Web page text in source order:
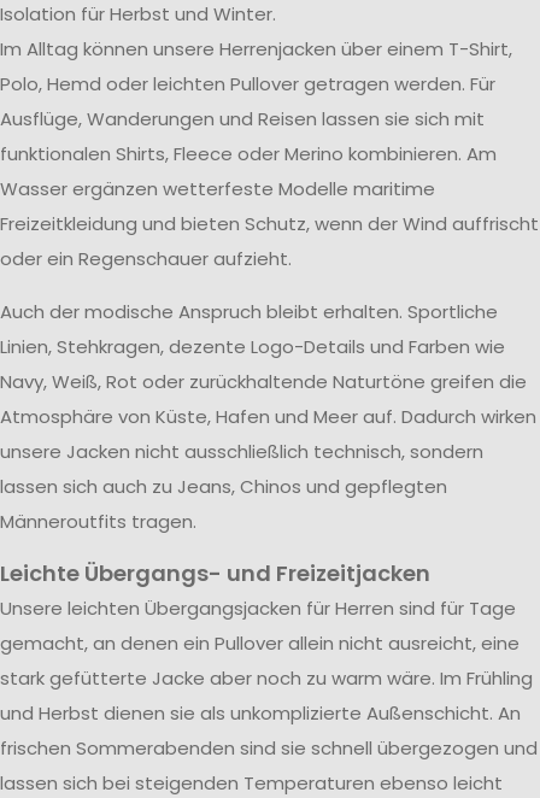
Isolation für Herbst und Winter.
Im Alltag können unsere Herrenjacken über einem T-Shirt,
Polo, Hemd oder leichten Pullover getragen werden. Für
Ausflüge, Wanderungen und Reisen lassen sie sich mit
funktionalen Shirts, Fleece oder Merino kombinieren. Am
Wasser ergänzen wetterfeste Modelle maritime
Freizeitkleidung und bieten Schutz, wenn der Wind auffrischt
oder ein Regenschauer aufzieht.
Auch der modische Anspruch bleibt erhalten. Sportliche
Linien, Stehkragen, dezente Logo-Details und Farben wie
Navy, Weiß, Rot oder zurückhaltende Naturtöne greifen die
Atmosphäre von Küste, Hafen und Meer auf. Dadurch wirken
unsere Jacken nicht ausschließlich technisch, sondern
lassen sich auch zu Jeans, Chinos und gepflegten
Männeroutfits tragen.
Leichte Übergangs- und Freizeitjacken
Unsere leichten Übergangsjacken für Herren sind für Tage
gemacht, an denen ein Pullover allein nicht ausreicht, eine
stark gefütterte Jacke aber noch zu warm wäre. Im Frühling
und Herbst dienen sie als unkomplizierte Außenschicht. An
frischen Sommerabenden sind sie schnell übergezogen und
lassen sich bei steigenden Temperaturen ebenso leicht